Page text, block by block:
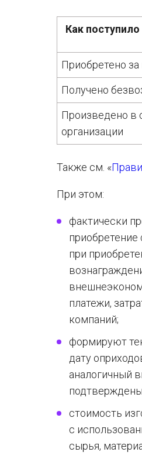
Как
Приобретено за
Получено
Произведено в
организации
Также см. «
При этом:
фактически
при
платежи,
компаний;
формируют
дату
аналогичный
стоимость
с
сырья,